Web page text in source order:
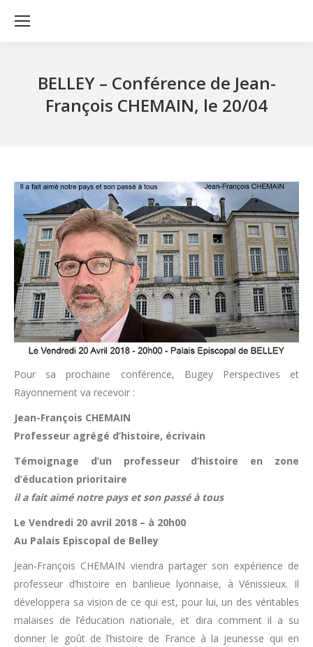
BELLEY – Conférence de Jean-
François CHEMAIN, le 20/04
Pour sa prochaine conférence, Bugey Perspectives et
Rayonnement va recevoir :
Jean-François CHEMAIN
Professeur agrégé d’histoire, écrivain
Témoignage d’un professeur d’histoire en zone
d’éducation prioritaire
il a fait aimé notre pays et son passé à tous
Le Vendredi 20 avril 2018 – à 20h00
Au Palais Episcopal de Belley
Jean-François CHEMAIN viendra partager son expérience de
professeur d’histoire en banlieue lyonnaise, à Vénissieux. Il
développera sa vision de ce qui est, pour lui, un des véritables
malaises de l’éducation nationale, et dira comment il a su
donner le goût de l’histoire de France à la jeunesse qui en